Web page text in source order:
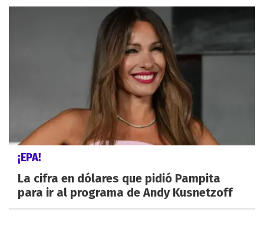
¡EPA!
La cifra en dólares que pidió Pampita
para ir al programa de Andy Kusnetzoff